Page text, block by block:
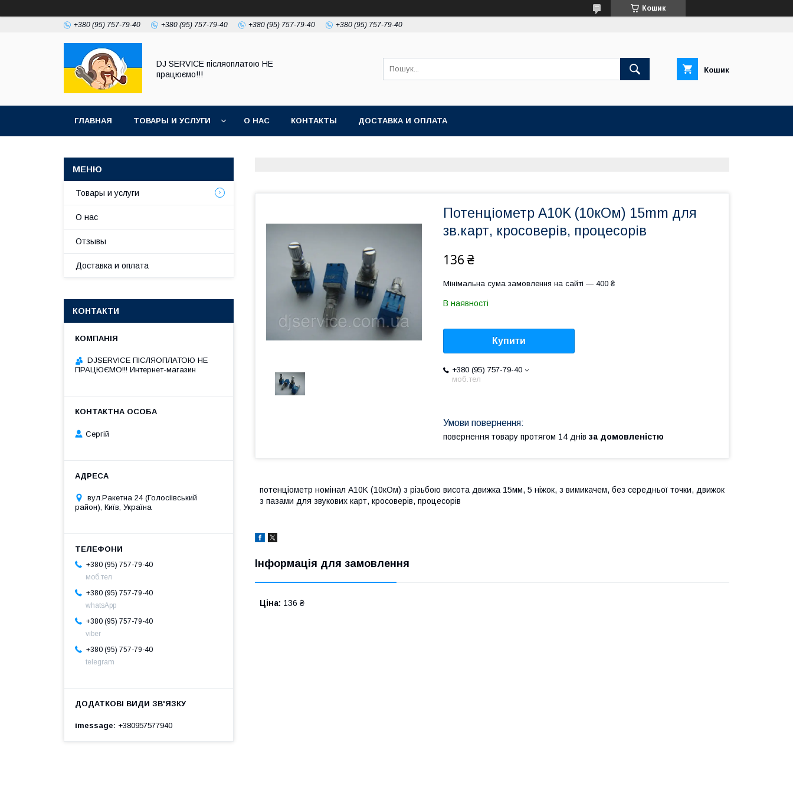
Кошик
+380 (95) 757-79-40 +380 (95) 757-79-40 +380 (95) 757-79-40 +380 (95) 757-79-40
DJ SERVICE пiсляоплатою НЕ
працюємо!!!
Кошик
ГЛАВНАЯ ТОВАРЫ И УСЛУГИ О НАС КОНТАКТЫ ДОСТАВКА И ОПЛАТА
Потенціометр A10K (10кОм) 15mm для
зв.карт, кросоверів, процесорів
136 ₴
Мінімальна сума замовлення на сайті — 400 ₴
В наявності
Купити
+380 (95) 757-79-40
моб.тел
повернення товару протягом 14 днів за домовленістю
потенціометр номінал A10K (10кОм) з різьбою висота движка 15мм, 5 ніжок, з вимикачем, без середньої точки, движок
з пазами для звукових карт, кросоверів, процесорів
Інформація для замовлення
Ціна: 136 ₴
Товары и услуги
О нас
Отзывы
Доставка и оплата
КОНТАКТИ
DJSERVICE ПІСЛЯОПЛАТОЮ НЕ
ПРАЦЮЄМО!!! Интернет-магазин
Сергій
вул.Ракетна 24 (Голосіівський
район), Київ, Україна
+380 (95) 757-79-40
моб.тел
+380 (95) 757-79-40
whatsApp
+380 (95) 757-79-40
viber
+380 (95) 757-79-40
telegram
imessage +380957577940